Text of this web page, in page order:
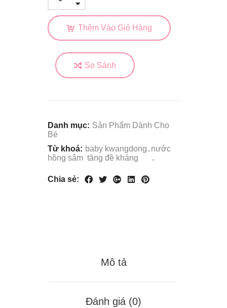
Thêm Vào Giỏ Hàng
So Sánh
Danh mục: Sản Phẩm Dành Cho
Bé
Từ khoá: baby kwangdong nước
hồng sâm tăng đề kháng
Chia sẻ:
Mô tả
Đánh giá (0)